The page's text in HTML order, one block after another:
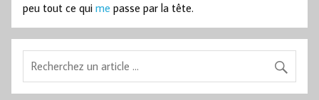
peu tout ce qui me passe par la tête.